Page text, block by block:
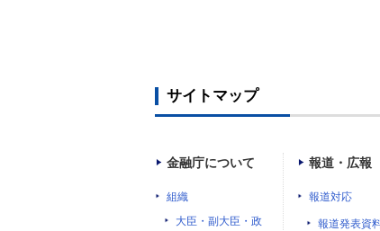
サイトマップ
金融庁について
組織
大臣・副大臣・政
報道・広報
報道対応
報道発表資